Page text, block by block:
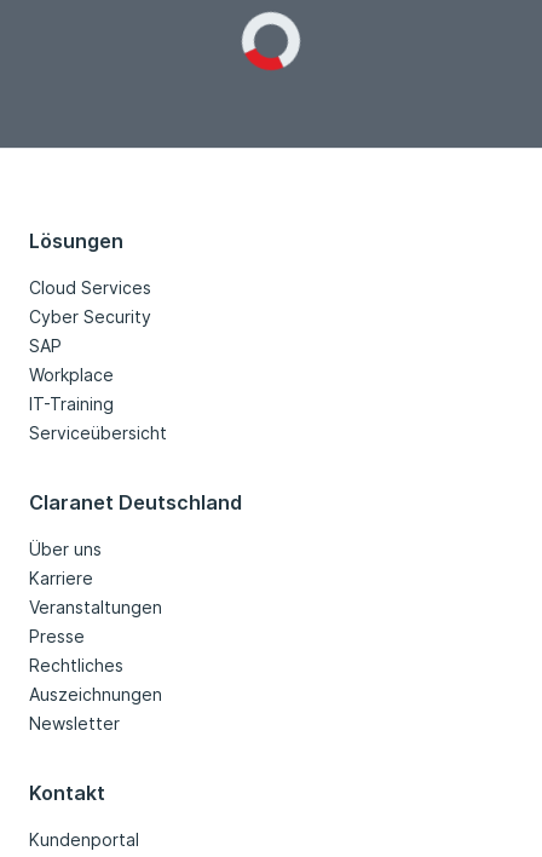
Lösungen
Cloud Services
Cyber Security
SAP
Workplace
IT-Training
Serviceübersicht
Claranet Deutschland
Über uns
Karriere
Veranstaltungen
Presse
Rechtliches
Auszeichnungen
Newsletter
Kontakt
Kundenportal